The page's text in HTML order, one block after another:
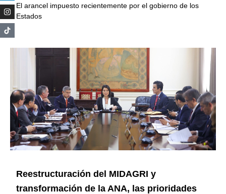
El arancel impuesto recientemente por el gobierno de los
Estados
Reestructuración del MIDAGRI y
transformación de la ANA, las prioridades